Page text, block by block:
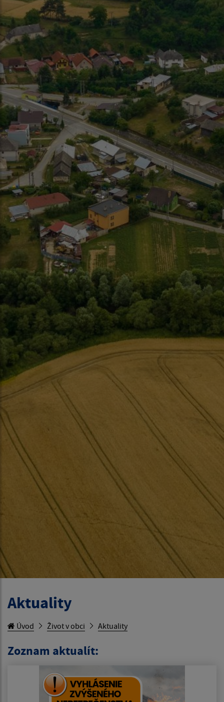
Aktuality
Úvod Život v obci Aktuality
Zoznam aktualít: